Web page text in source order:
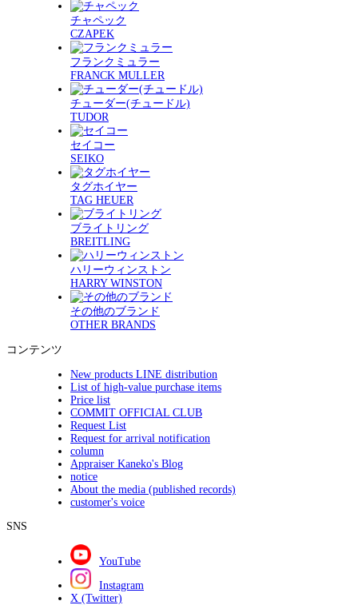
チャペック
CZAPEK
フランクミュラー
FRANCK MULLER
チューダー(チュードル)
TUDOR
セイコー
SEIKO
タグホイヤー
TAG HEUER
ブライトリング
BREITLING
ハリーウィンストン
HARRY WINSTON
その他のブランド
OTHER BRANDS
コンテンツ
New products LINE distribution
List of high-value purchase items
Price list
COMMIT OFFICIAL CLUB
Request List
Request for arrival notification
column
Appraiser Kaneko's Blog
notice
About the media (published records)
customer's voice
SNS
YouTube
Instagram
X (Twitter)